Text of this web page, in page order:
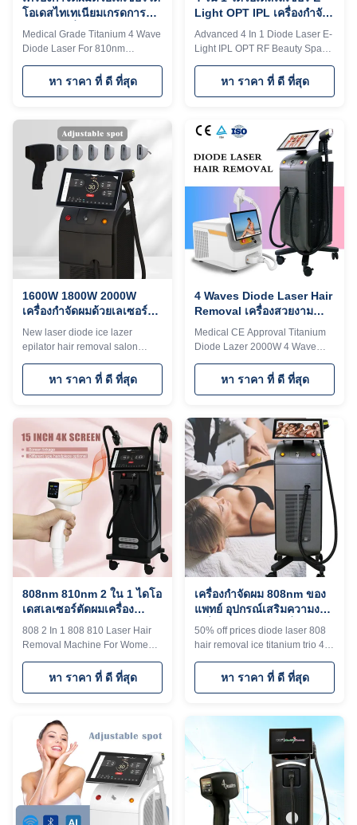
โอเดสไทเทเนียมเกรดการ
แพทย์ 4 คลื่น
Medical Grade Titanium 4 Wave
Diode Laser For 810nm
Depilation And 808nm Hair
Removal Are you a beauty
salon? distributor? or a trading
OEM, ODM services, for more
information, please send
inquiry! Android system
Manufacturer golden supplie
Diode laser titanium with 15.6
inch 4K Android, wifi, bluetooth,
3D Animation intelligent ipad
screen, even you can google,
watchingTV,listening music,
screen shot 1. 4 waves 1064nm
+808nm + 755nm+940nm, 4 in
1
หา ราคา ที่ ดี ที่สุด
Light OPT IPL เครื่องกําจัด
ผมสําหรับการกําจัดรอยสัก
Advanced 4 In 1 Diode Laser E-
Light IPL OPT RF Beauty Spa
Equipment For Tattoo Removal
Would you want to get quick
reply within 24 hours online?
We can offer OEM/ODM for our
distributors. KM Ice Titanium
laser feature: 1. Germany TUV,
Australia TGA approved 2. No
pigmentation. Suitable for any
kind of skin and hairs. Safe and
Fast. 3. Continuous working
12h: Air+water+unique
designed TEC
หา ราคา ที่ ดี ที่สุด
1600W 1800W 2000W
เครื่องกําจัดผมด้วยเลเซอร์ได
โอเดส สําหรับห้องเสริมความ
งาม
New laser diode ice lazer
epilator hair removal salon
equipment 1600W 1800W
2000W WHY CHOOSE US
Professional OEM , ODM
1)In stock 12 hours delivery 2)
Print any color you want for your
machine, make it be your and
your client's favorite. 3) Print
your logo on the machine shell
and add it to the system as a
welcome interface. Make it
exclusive in the world. 4) Add
any language into the machine
system, according to you and
your client's requirement
หา ราคา ที่ ดี ที่สุด
4 Waves Diode Laser Hair
Removal เครื่องสวยงาม
2000W การอนุมัติ CE
Medical CE Approval Titanium
Diode Lazer 2000W 4 Wave
808nm Laser Hair Removal
System Are you a beauty salon?
distributor? or a trading
OEM, ODM services, for more
information, please send
inquiry! 600W-2000W
MULTIPLE POWER
COMBINATIONS OPTIONAL A
variety of different powers and
different spot sizes are available
to meet the treatment needs of
different parts of the customer.
Screen program supports
customization When adjusting
the treatment
หา ราคา ที่ ดี ที่สุด
808nm 810nm 2 ใน 1 ไดโอ
เดสเลเซอร์ตัดผมเครื่อง
Salon MDSAP ยอมรับ
808 2 In 1 808 810 Laser Hair
Removal Machine For Women
For Commercial Applications
Screen program supports
customization When adjusting
convenient and quick. Are you a
beauty salon? distributor? or a
trading company? Our factory
provide OEM, ODM services, for
more information, please send
inquiry! 1. 4 waves 1064nm
+808nm + 755nm+940nm, 4 in
หา ราคา ที่ ดี ที่สุด
เครื่องกําจัดผม 808nm ของ
แพทย์ อุปกรณ์เสริมความงาม
เครื่องเลเซอร์ไดโด้สี่ระยะ
คลื่น
50% off prices diode laser 808
hair removal ice titanium trio 4D
laser diodo 4d remocao de
pelos beauty equipment
medical CE Android system
inch 4K Android, wifi, bluetooth,
3D Animation intelligent ipad
screen, even you can google,
watchingTV,listening music,
screen shot. Screen program
supports customization When
adjusting the treatment
parameters, you can directly
หา ราคา ที่ ดี ที่สุด